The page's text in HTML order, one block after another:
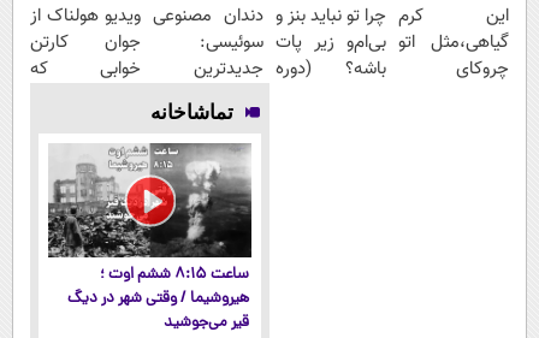
این کرم
گیاهی،مثل اتو
چروکای
چرا تو نباید بنز و
بی‌ام‌و زیر پات
باشه؟ (دوره
دندان مصنوعی
سوئیسی:
جدیدترین
فناوری اروپا،
سبک و مقاوم |
پرداخت قسطی
ویدیو هولناک از
جوان کارتن
خوابی که
تماشاخانه
ساعت ۸:۱۵ ششم اوت ؛
هیروشیما / وقتی شهر در دیگ
قیر می‌جوشید